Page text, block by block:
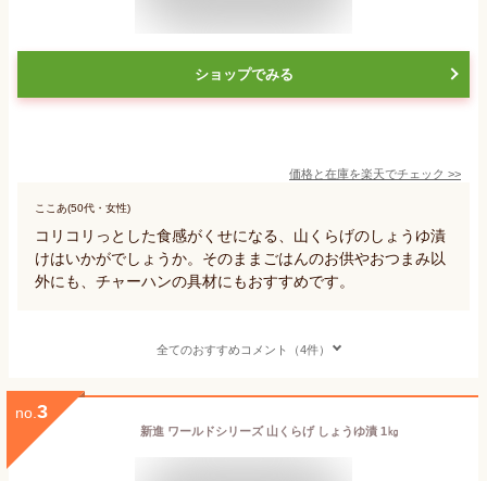
ショップでみる
価格と在庫を楽天でチェック >>
ここあ(50代・女性)
コリコリっとした食感がくせになる、山くらげのしょうゆ漬
けはいかがでしょうか。そのままごはんのお供やおつまみ以
外にも、チャーハンの具材にもおすすめです。
全てのおすすめコメント（4件）
no. 3
新進 ワールドシリーズ 山くらげ しょうゆ漬 1㎏